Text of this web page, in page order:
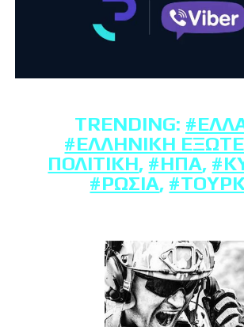
TRENDING:
#ΕΛΛΗΝΙΚΉ
ΠΟΛΙΤΙΚΉ, #ΗΠΑ,
#ΡΩΣΊΑ,